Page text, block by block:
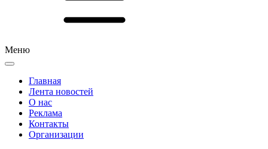
Меню
Главная
Лента новостей
О нас
Реклама
Контакты
Организации